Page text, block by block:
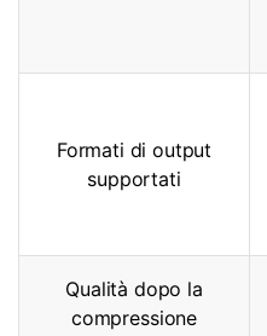
Formati di output
supportati
Qualità dopo la
compressione